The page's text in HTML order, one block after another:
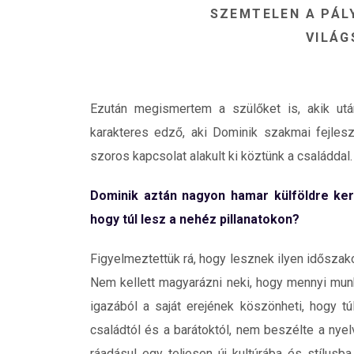
SZEMTELEN A
Ezután megismertem a szülőket is, akik
karakteres edző, aki Dominik szakmai
szoros kapcsolat alakult ki köztünk a családdal.
Dominik aztán nagyon hamar külföldre
hogy túl lesz a nehéz pillanatokon?
Figyelmeztettük rá, hogy lesznek ilyen
Nem kellett magyarázni neki, hogy mennyi
igazából a saját erejének köszönheti, hogy
családtól és a barátoktól, nem beszélte a